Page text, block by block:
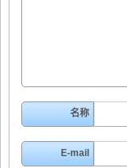
名称
E-mail